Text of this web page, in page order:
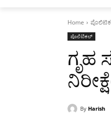
Home
ಪೊಲಿಟಿಕಲ್
ಗೃಹ
By Harish